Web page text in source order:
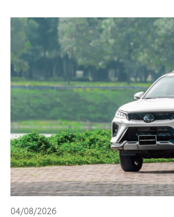
hàng quan tâm khi lựa chọn xe bán tải.
nhìn tổng quan về trải nghiệm Hilux ở các
thất, vận hành, mức tiêu hao nhiên liệu
dùng có thêm cơ sở tham khảo trước khi
04/08/2026